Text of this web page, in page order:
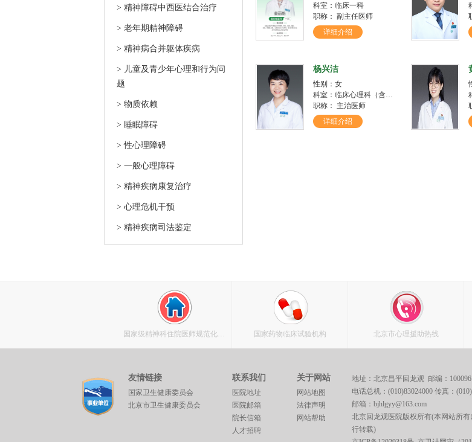
> 精神障碍中西医结合治疗
> 老年期精神障碍
> 精神病合并躯体疾病
> 儿童及青少年心理和行为问
题
> 物质依赖
> 睡眠障碍
> 性心理障碍
> 一般心理障碍
> 精神疾病康复治疗
> 心理危机干预
> 精神疾病司法鉴定
科室：临床一科
职称： 副主任医师
详细介绍
杨兴洁
性别：女
科室：临床心理科（含儿童少年病房）
职称： 主治医师
详细介绍
国家级精神科住院医师规范化培
国家药物临床试验机构 北京市心理援助热线
友情链接
国家卫生健康委员会
北京市卫生健康委员会
联系我们
医院地址
医院邮箱
院长信箱
人才招聘
关于网站
网站地图
法律声明
网站帮助
地址：北京昌平回龙观 邮编：100096
电话总机：(010)83024000 传真：
邮箱：bjhlgyy@163.com
北京回龙观医院版权所有(本网站所
行转载)